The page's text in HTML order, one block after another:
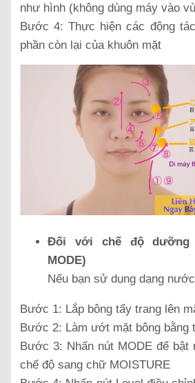
như hình (không dùng máy vào
Bước 4: Thực hiện các động
phần còn lại của khuôn mặt
Đối với chế độ dưỡng
MODE)
Nếu bạn sử dụng dạng
Bước 1: Lắp bông tẩy trang lên
Bước 2: Làm ướt mặt bông bằng
Bước 3: Nhấn nút MODE để bật
chế độ sang chữ MOISTURE